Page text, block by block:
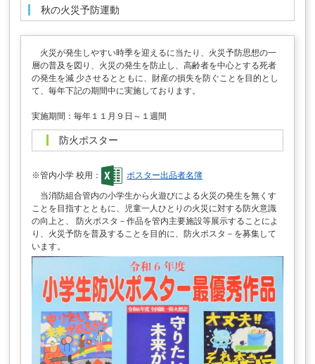
秋の火災予防運動
火災が発生しやすい時季を迎えるに当たり、火災予防思想の一
層の普及を図り、火災の発生を防止し、高齢者を中心とする死者
の発生を減 少させるとともに、財産の損失を防ぐことを目的とし
て、毎年下記の期間中に実施しております。
実施期間：毎年１１月９日～１週間
防火ポスター
※管内小学 校用： ポスター出品者名簿
当消防組合管内の小学生から火遊びによる火災の発生を無くす
ことを目指すとともに、児童一人ひとりの火災に対する防火意識
の向上と、 防火ポスタ－作品を管内主要施設等展示することによ
り、火災予防を普及することを目的に、防火ポスタ－を募集して
います。